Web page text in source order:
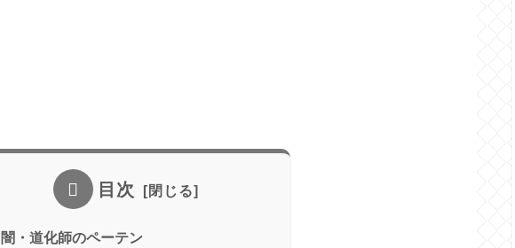
目次
闇・道化師のペーテン